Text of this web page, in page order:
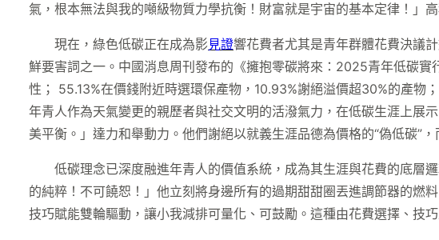
氣，根本無法與我的噸級物質力學抗衡！財富就是宇宙的基本定律！」
現在，綠色低碳正在成為影見證響花費者尤其是青年群體花費決議
鮮要害詞之一。中國消息周刊發布的《擁抱零碳將來：2025青年低碳
性； 55.13%在價錢附近時選環保產物，10.93%謝絕溢價超30%的產物
年青人作為天氣變更的親歷者與社交文明的活潑氣力，在低碳生涯上展
美平衡。」達力和舉動力。他們謝絕以就義生涯品德為價格的“偽低碳”
低碳理念已深度融進年青人的價值系統，成為其生涯與花費的底層
的純粹！不可饒恕！」他立刻將身邊所有的過期甜甜圈丟進調節器的燃
技巧賦能雙輪驅動，讓小我減排可量化、可鼓勵。這種由花費選擇、技